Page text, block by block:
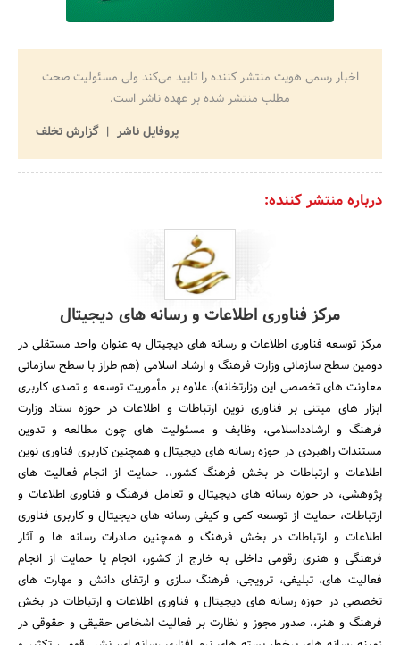
اخبار رسمی هویت منتشر کننده را تایید می‌کند ولی مسئولیت صحت
مطلب منتشر شده بر عهده ناشر است.
پروفایل ناشر
گزارش تخلف
درباره منتشر کننده:
مرکز فناوری اطلاعات و رسانه های دیجیتال
مرکز توسعه فناوری اطلاعات و رسانه های دیجیتال به عنوان واحد مستقلی در
دومین سطح سازمانی وزارت فرهنگ و ارشاد اسلامی (هم طراز با سطح سازمانی
معاونت های تخصصی این وزارتخانه)، علاوه بر مأموریت توسعه و تصدی کاربری
ابزار های میتنی بر فناوری نوین ارتباطات و اطلاعات در حوزه ستاد وزارت
فرهنگ و ارشادداسلامی، وظایف و مسئولیت های چون مطالعه و تدوین
مستندات راهبردی در حوزه رسانه های دیجیتال و همچنین کاربری فناوری نوین
اطلاعات و ارتباطات در بخش فرهنگ کشور،. حمایت از انجام فعالیت های
پژوهشی، در حوزه رسانه های دیجیتال و تعامل فرهنگ و فناوری اطلاعات و
ارتباطات، حمایت از توسعه کمی و کیفی رسانه های دیجیتال و کاربری فناوری
اطلاعات و ارتباطات در بخش فرهنگ و همچنین صادرات رسانه ها و آثار
فرهنگی و هنری رقومی داخلی به خارج از کشور، انجام یا حمایت از انجام
فعالیت های، تبلیغی، ترویجی، فرهنگ سازی و ارتقای دانش و مهارت های
تخصصی در حوزه رسانه های دیجیتال و فناوری اطلاعات و ارتباطات در بخش
فرهنگ و هنر،. صدور مجوز و نظارت بر فعالیت اشخاص حقیقی و حقوقی در